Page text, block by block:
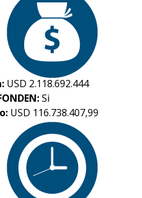
USD 2.118.692.444
Si
USD 116.738.407,99